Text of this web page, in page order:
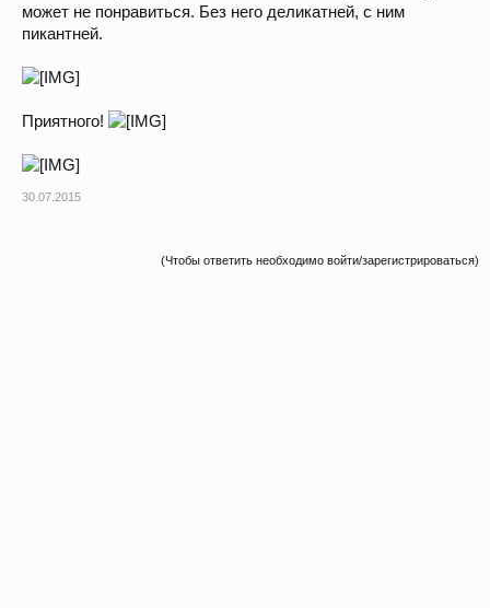
может не понравиться. Без него деликатней, с ним
пикантней.
Приятного!
30.07.2015
(Чтобы ответить необходимо войти/зарегистрироваться)